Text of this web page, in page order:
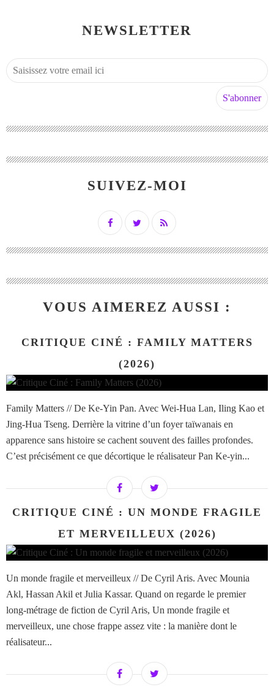
NEWSLETTER
SUIVEZ-MOI
VOUS AIMEREZ AUSSI :
CRITIQUE CINÉ : FAMILY MATTERS
(2026)
Family Matters // De Ke-Yin Pan. Avec Wei-Hua Lan, Iling Kao et
Jing-Hua Tseng. Derrière la vitrine d’un foyer taïwanais en
apparence sans histoire se cachent souvent des failles profondes.
C’est précisément ce que décortique le réalisateur Pan Ke-yin...
CRITIQUE CINÉ : UN MONDE FRAGILE
ET MERVEILLEUX (2026)
Un monde fragile et merveilleux // De Cyril Aris. Avec Mounia
Akl, Hassan Akil et Julia Kassar. Quand on regarde le premier
long-métrage de fiction de Cyril Aris, Un monde fragile et
merveilleux, une chose frappe assez vite : la manière dont le
réalisateur...